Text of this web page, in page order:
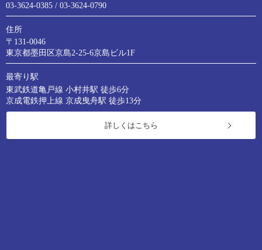
03-3624-0385 / 03‐3624‐0790
住所
〒131-0046
東京都墨田区京島2-25-6京島ビル1F
最寄り駅
東武鉄道亀戸線 小村井駅 徒歩6分
京成電鉄押上線 京成曳舟駅 徒歩13分
詳しくはこちら